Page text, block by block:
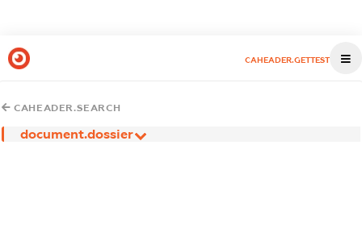
CAHEADER.GETTEST
CAHEADER.SEARCH
document.dossier